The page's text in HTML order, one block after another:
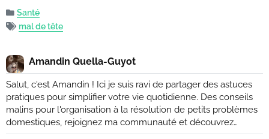
Santé
mal de tête
Amandin Quella-Guyot
Salut, c'est Amandin ! Ici je suis ravi de partager des astuces
pratiques pour simplifier votre vie quotidienne. Des conseils
malins pour l'organisation à la résolution de petits problèmes
domestiques, rejoignez ma communauté et découvrez
comment rendre votre quotidien plus facile et plus efficace.